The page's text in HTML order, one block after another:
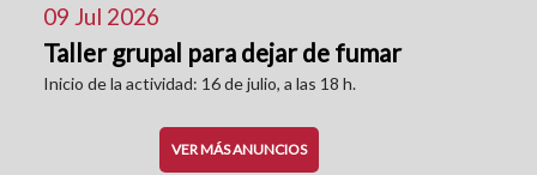
09 Jul 2026
Taller grupal para dejar de fumar
Inicio de la actividad: 16 de julio, a las 18 h.
VER MÁS ANUNCIOS